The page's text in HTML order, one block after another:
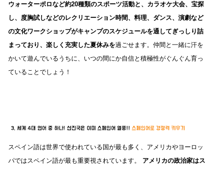
ウォーターポロなど約20種類のスポーツ活動と、カラオケ大会、宝探
し、度胸試しなどのレクリエーション時間、料理、ダンス、演劇など
の文化ワークショップがキャンプのスケジュールを通してぎっしり詰
まっており、楽しく充実した夏休みを過ごせます。仲間と一緒に汗を
かいて遊んでいるうちに、いつの間にか自信と積極性がぐんぐん育っ
ていることでしょう！
スペイン語は世界で使われている国が最も多く、アメリカやヨーロッ
パではスペイン語が最も重要視されています。 アメリカの政治家はス